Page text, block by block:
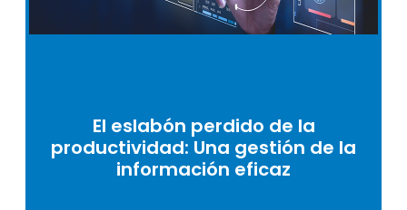
El eslabón perdido de la
productividad: Una gestión de la
información eficaz